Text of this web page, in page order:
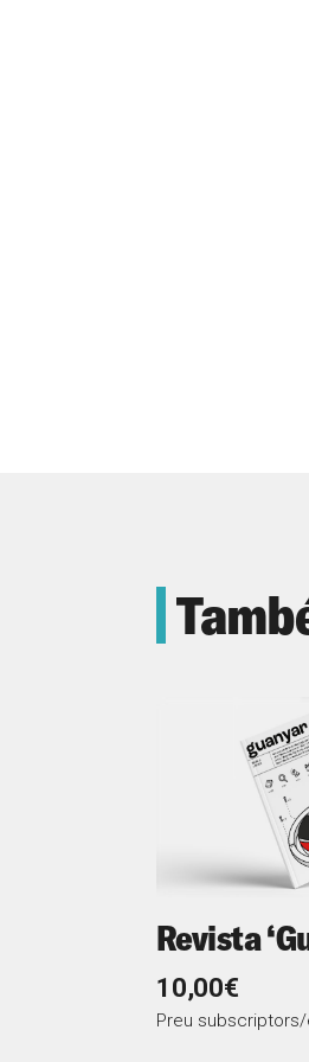
Revista
10,00€
Preu subscriptors/